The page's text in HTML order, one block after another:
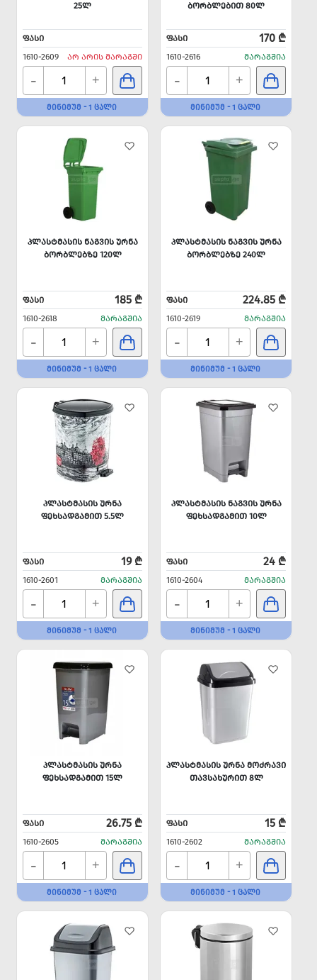
25Ლ
ᲤᲐᲡᲘ
1610-2609
ᲐᲠ ᲐᲠᲘᲡ ᲛᲐᲠᲐᲒᲨᲘ
- +
ᲛᲘᲜᲘᲛᲣᲛ - 1 ᲪᲐᲚᲘ
ᲑᲝᲠᲑᲚᲔᲑᲘᲗ 80Ლ
ᲤᲐᲡᲘ 170 ₾
1610-2616 ᲛᲐᲠᲐᲒᲨᲘᲐ
- +
ᲛᲘᲜᲘᲛᲣᲛ - 1 ᲪᲐᲚᲘ
ᲞᲚᲐᲡᲢᲛᲐᲡᲘᲡ ᲜᲐᲒᲕᲘᲡ ᲣᲠᲜᲐ
ᲑᲝᲠᲑᲚᲔᲑᲖᲔ 120Ლ
ᲤᲐᲡᲘ 185 ₾
1610-2618 ᲛᲐᲠᲐᲒᲨᲘᲐ
- +
ᲛᲘᲜᲘᲛᲣᲛ - 1 ᲪᲐᲚᲘ
ᲞᲚᲐᲡᲢᲛᲐᲡᲘᲡ ᲜᲐᲒᲕᲘᲡ ᲣᲠᲜᲐ
ᲑᲝᲠᲑᲚᲔᲑᲖᲔ 240Ლ
ᲤᲐᲡᲘ 224.85 ₾
1610-2619 ᲛᲐᲠᲐᲒᲨᲘᲐ
- +
ᲛᲘᲜᲘᲛᲣᲛ - 1 ᲪᲐᲚᲘ
ᲞᲚᲐᲡᲢᲛᲐᲡᲘᲡ ᲣᲠᲜᲐ
ᲤᲔᲮᲡᲐᲓᲒᲐᲛᲘᲗ 5.5Ლ
ᲤᲐᲡᲘ 19 ₾
1610-2601 ᲛᲐᲠᲐᲒᲨᲘᲐ
- +
ᲛᲘᲜᲘᲛᲣᲛ - 1 ᲪᲐᲚᲘ
ᲞᲚᲐᲡᲢᲛᲐᲡᲘᲡ ᲜᲐᲒᲕᲘᲡ ᲣᲠᲜᲐ
ᲤᲔᲮᲡᲐᲓᲒᲐᲛᲘᲗ 10Ლ
ᲤᲐᲡᲘ 24 ₾
1610-2604 ᲛᲐᲠᲐᲒᲨᲘᲐ
- +
ᲛᲘᲜᲘᲛᲣᲛ - 1 ᲪᲐᲚᲘ
ᲞᲚᲐᲡᲢᲛᲐᲡᲘᲡ ᲣᲠᲜᲐ
ᲤᲔᲮᲡᲐᲓᲒᲐᲛᲘᲗ 15Ლ
ᲤᲐᲡᲘ 26.75 ₾
1610-2605 ᲛᲐᲠᲐᲒᲨᲘᲐ
- +
ᲛᲘᲜᲘᲛᲣᲛ - 1 ᲪᲐᲚᲘ
ᲞᲚᲐᲡᲢᲛᲐᲡᲘᲡ ᲣᲠᲜᲐ ᲛᲝᲫᲠᲐᲕᲘ
ᲗᲐᲕᲡᲐᲮᲣᲠᲘᲗ 8Ლ
ᲤᲐᲡᲘ 15 ₾
1610-2602 ᲛᲐᲠᲐᲒᲨᲘᲐ
- +
ᲛᲘᲜᲘᲛᲣᲛ - 1 ᲪᲐᲚᲘ